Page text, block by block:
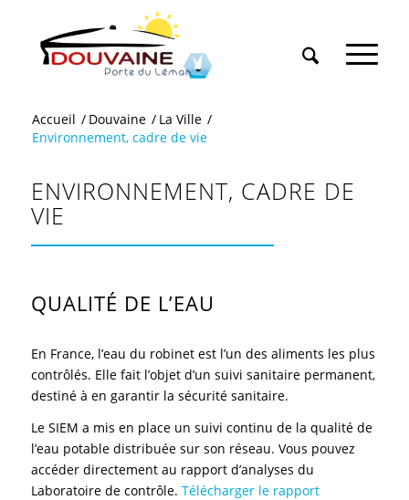
Accueil / Douvaine / La Ville /
Environnement, cadre de vie
ENVIRONNEMENT, CADRE DE
VIE
QUALITÉ DE L’EAU
En France, l’eau du robinet est l’un des aliments les plus
contrôlés. Elle fait l’objet d’un suivi sanitaire permanent,
destiné à en garantir la sécurité sanitaire.
Le SIEM a mis en place un suivi continu de la qualité de
l’eau potable distribuée sur son réseau. Vous pouvez
accéder directement au rapport d’analyses du
Laboratoire de contrôle. Télécharger le rapport